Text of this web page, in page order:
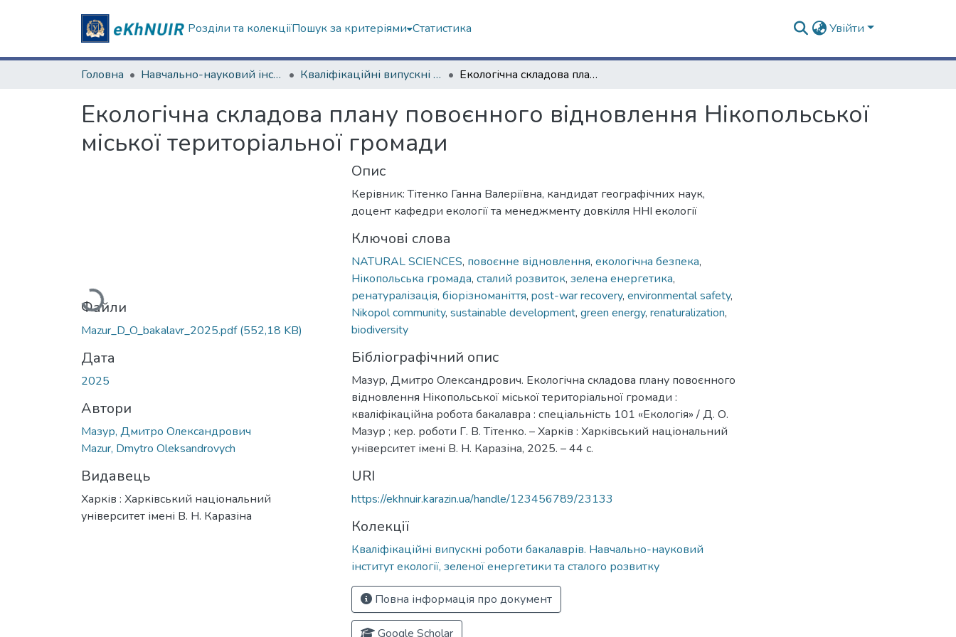
Розділи та колекціїПошук за критеріями Статистика Увійти
Головна Навчально-науковий інститут екології, зеленої енергетики та сталого розвитку Кваліфікаційні випускні роботи бакалаврів. Навчально-науковий інститут екології, зеленої енергетики та сталого розвитку Екологічна складова плану повоєнного відновлення Нікопольської міської територіальної громади
Екологічна складова плану повоєнного відновлення Нікопольської
міської територіальної громади
Вантажиться...
Файли
Mazur_D_O_bakalavr_2025.pdf(552,18 KB)
Дата
2025
Автори
Мазур, Дмитро Олександрович
Mazur, Dmytro Oleksandrovych
Видавець
Харків : Харківський національний
університет імені В. Н. Каразіна
Опис
Керівник: Тітенко Ганна Валеріївна, кандидат географічних наук,
доцент кафедри екології та менеджменту довкілля ННІ екології
Ключові слова
NATURAL SCIENCES, повоєнне відновлення, екологічна безпека,
Нікопольська громада, сталий розвиток, зелена енергетика,
ренатуралізація, біорізноманіття, post-war recovery, environmental safety,
Nikopol community, sustainable development, green energy, renaturalization,
biodiversity
Бібліографічний опис
Мазур, Дмитро Олександрович. Екологічна складова плану повоєнного
відновлення Нікопольської міської територіальної громади :
кваліфікаційна робота бакалавра : спеціальність 101 «Екологія» / Д. О.
Мазур ; кер. роботи Г. В. Тітенко. – Харків : Харківський національний
університет імені В. Н. Каразіна, 2025. – 44 c.
URI
https://ekhnuir.karazin.ua/handle/123456789/23133
Колекції
Кваліфікаційні випускні роботи бакалаврів. Навчально-науковий
інститут екології, зеленої енергетики та сталого розвитку
Повна інформація про документ
Google Scholar